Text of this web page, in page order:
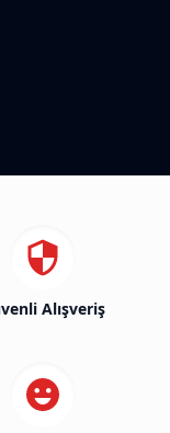
Alışveriş